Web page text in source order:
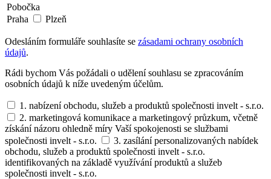
Pobočka
Praha
Plzeň
Odesláním formuláře souhlasíte se zásadami ochrany osobních
údajů.
Rádi bychom Vás požádali o udělení souhlasu se zpracováním
osobních údajů k níže uvedeným účelům.
1. nabízení obchodu, služeb a produktů společnosti invelt - s.r.o.
2. marketingová komunikace a marketingový průzkum, včetně
získání názoru ohledně míry Vaší spokojenosti se službami
společnosti invelt - s.r.o.
3. zasílání personalizovaných nabídek
obchodu, služeb a produktů společnosti invelt - s.r.o.
identifikovaných na základě využívání produktů a služeb
společnosti invelt - s.r.o.